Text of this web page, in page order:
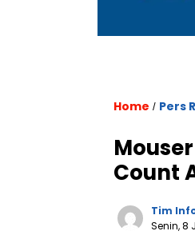
Home / Pers
Count
Tim
Senin, 8